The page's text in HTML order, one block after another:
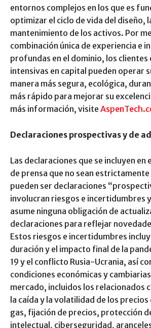
entornos complejos en los que es
optimizar el ciclo de vida del diseño,
mantenimiento de los activos. Por
combinación única de experiencia e
profundas en el dominio, los clientes
intensivas en capital pueden operar
manera más segura, ecológica,
más rápido para mejorar su
más información, visite
Declaraciones prospectivas y de
Las declaraciones que se incluyen en
de prensa que no sean
pueden ser declaraciones
involucran riesgos e incertidumbres
asume ninguna obligación de
declaraciones para reflejar
Estos riesgos e incertidumbres
duración y el impacto final de la
19 y el conflicto Rusia-Ucrania, así
condiciones económicas y
mercado, incluidos los relacionados
la caída y la volatilidad de los precios
gas, fijación de precios, protección
intelectual, ciberseguridad,